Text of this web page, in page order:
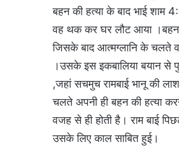
बहन की हत्या के बाद भाई
वह थक कर घर लौट आया ।बहन
जिसके बाद आत्मग्लानि के चलते
।उसके इस इकबालिया बयान से
,जहां सचमुच रामबाई भानू की
चलते अपनी ही बहन की हत्या
वजह से ही होती है। राम बाई
उसके लिए काल साबित हुई।